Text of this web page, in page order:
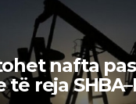
nafta pas
të reja